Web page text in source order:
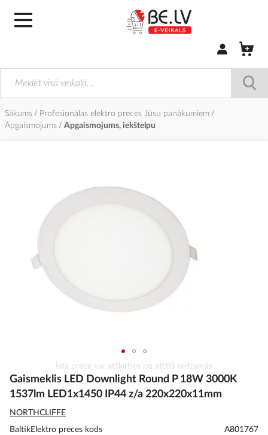
Pierakstīties/
Sākums
Profesionālas elektro preces Jūsu panākumiem
Apgaismojums
Apgaismojums, iekštelpu
uz
galerijas
Īsta prece var atšķirties no attēlā redzamās
Gaismeklis LED Downlight Round P 18W 3000K
1537lm LED1x1450 IP44 z/a 220x220x11mm
NORTHCLIFFE
BaltikElektro preces kods
A801767